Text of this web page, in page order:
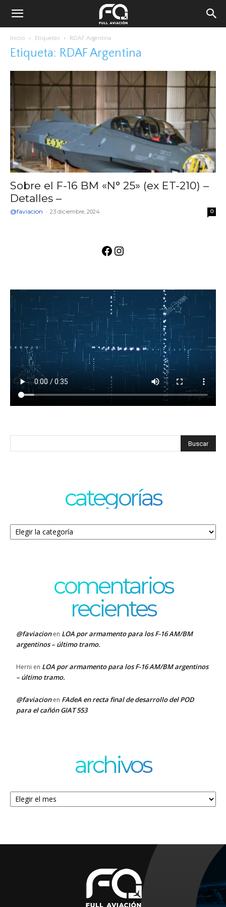
Inicio Etiquetas RDAF Argentina
Etiqueta: RDAF Argentina
Sobre el F-16 BM «N° 25» (ex ET-210) –
Detalles –
@faviacion - 23 diciembre, 2024 0
Facebook
Instagram
categorías
Categorías
comentarios
recientes
@faviacionen LOA por armamento para los F-16 AM/BM
argentinos – último tramo.
Herni en LOA por armamento para los F-16 AM/BM argentinos
– último tramo.
@faviacionen FAdeA en recta final de desarrollo del POD
para el cañón GIAT 553
archivos
Archivos